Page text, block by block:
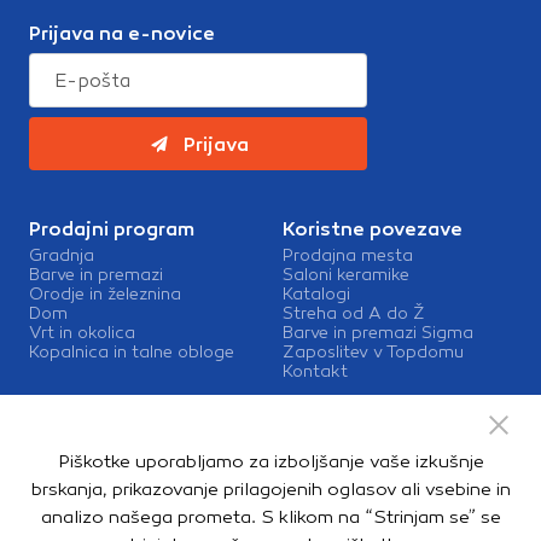
Prijava na e-novice
Prijava
Prodajni program
Gradnja
Barve in premazi
Orodje in železnina
Dom
Vrt in okolica
Kopalnica in talne obloge
Koristne povezave
Prodajna mesta
Saloni keramike
Katalogi
Streha od A do Ž
Barve in premazi Sigma
Zaposlitev v Topdomu
Kontakt
Mešalnice barv
Dostava
Piškotke uporabljamo za izboljšanje vaše izkušnje
brskanja, prikazovanje prilagojenih oglasov ali vsebine in
analizo našega prometa. S klikom na “Strinjam se” se